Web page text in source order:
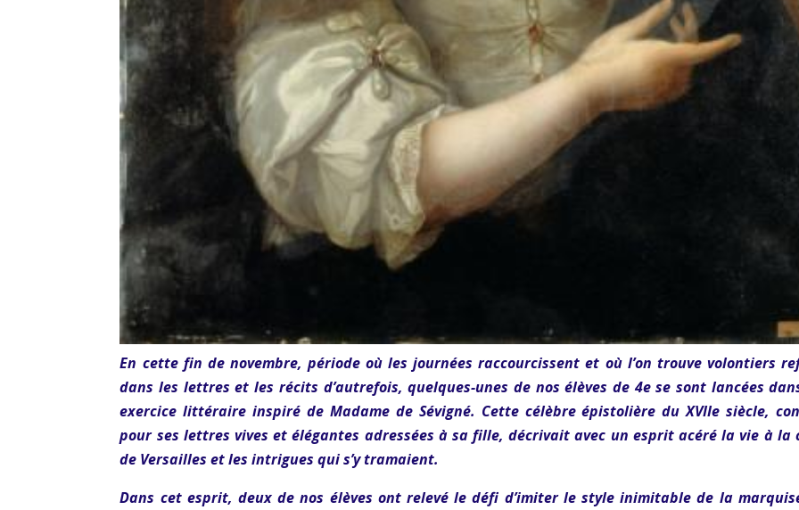
En cette fin de novembre, période où les journées raccourcissent et où l’on trouve volontiers
dans les lettres et les récits d’autrefois, quelques-unes de nos élèves de 4e se sont lancées
exercice littéraire inspiré de Madame de Sévigné. Cette célèbre épistolière du XVIIe siècle,
pour ses lettres vives et élégantes adressées à sa fille, décrivait avec un esprit acéré la vie à la
de Versailles et les intrigues qui s’y tramaient.
Dans cet esprit, deux de nos élèves ont relevé le défi d’imiter le style inimitable de la